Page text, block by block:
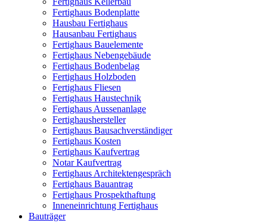
Fertighaus Bodenplatte
Hausbau Fertighaus
Hausanbau Fertighaus
Fertighaus Bauelemente
Fertighaus Nebengebäude
Fertighaus Bodenbelag
Fertighaus Holzboden
Fertighaus Fliesen
Fertighaus Haustechnik
Fertighaus Aussenanlage
Fertighaushersteller
Fertighaus Bausachverständiger
Fertighaus Kosten
Fertighaus Kaufvertrag
Notar Kaufvertrag
Fertighaus Architektengespräch
Fertighaus Bauantrag
Fertighaus Prospekthaftung
Inneneinrichtung Fertighaus
Bauträger